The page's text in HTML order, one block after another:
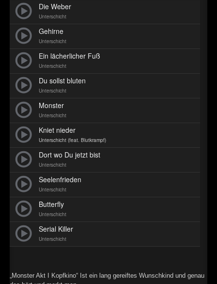
►
►
►
Die Weber
Unterschicht
Gehirne
Unterschicht
Ein lächerlicher Fuß
Unterschicht
Du sollst bluten
Unterschicht
Monster
Unterschicht
Kniet nieder
Unterschicht (feat. Blutkrampf)
Dort wo Du jetzt bist
Unterschicht
Seelenfrieden
Unterschicht
Butterfly
Unterschicht
Serial Killer
Unterschicht
„Monster Akt I Kopfkino“ Ist ein lang gereiftes Wunschkind und genau